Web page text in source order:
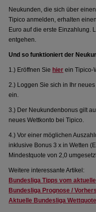
Neukunden, die sich über
Tipico anmelden, erhalten
Euro auf die erste Einzahlung.
entgehen.
Und so funktioniert der
1.) Eröffnen Sie hier ein Tipico-
2.) Loggen Sie sich in Ihr
ein.
3.) Der Neukundenbonus gilt
neues Wettkonto bei Tipico.
4.) Vor einer möglichen
inklusive Bonus 3 x in Wetten
Mindestquote von 2,0
Weitere interessante Artikel:
Bundesliga Tipps vom
Bundesliga Prognose /
Aktuelle Bundesliga